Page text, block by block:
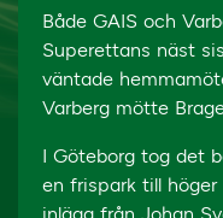
Både GAIS och
Superettans näst
väntade
Varberg mötte
I Göteborg tog det
en frispark till